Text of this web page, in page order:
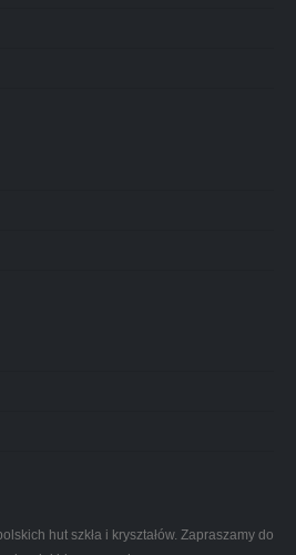
hut szkła i kryształów. Zapraszamy do